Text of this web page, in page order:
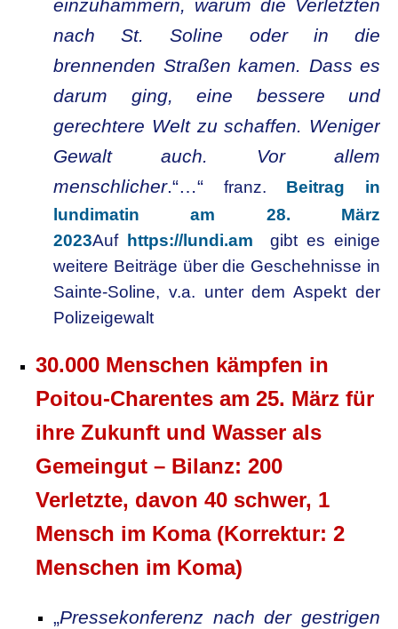
einzuhämmern, warum die Verletzten
nach St. Soline oder in die
brennenden Straßen kamen. Dass es
darum ging, eine bessere und
gerechtere Welt zu schaffen. Weniger
Gewalt auch. Vor allem
menschlicher.“…“ franz. Beitrag in
lundimatin am 28. März
2023Auf https://lundi.am
gibt es einige
weitere Beiträge über die Geschehnisse in
Sainte-Soline, v.a. unter dem Aspekt der
Polizeigewalt
30.000 Menschen kämpfen in
Poitou-Charentes am 25. März für
ihre Zukunft und Wasser als
Gemeingut – Bilanz: 200
Verletzte, davon 40 schwer, 1
Mensch im Koma (Korrektur: 2
Menschen im Koma)
„Pressekonferenz nach der gestrigen